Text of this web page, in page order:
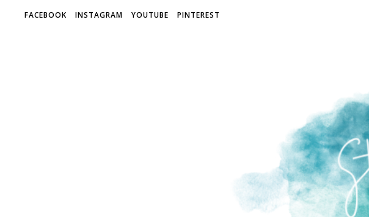
FACEBOOK INSTAGRAM YOUTUBE PINTEREST